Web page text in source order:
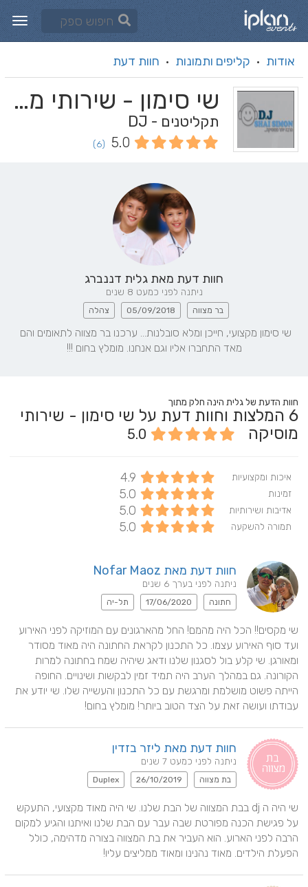
אודות · קליפים ותמונות · חוות דעת
שי סימון - שירותי מוסיקה
תקליטנים - DJ
5.0
(6)
חוות דעת מאת גלית דננברג
ניתנה לפני כמעט 8 שנים
בר מצווה 05/09/2018 צהלה
מאד התחברו אליו וגם אנחנו. מומלץ בחום !!!
חוות הדעת של גלית הינה חלק מתוך
6 המלצות וחוות דעת על שי סימון - שירותי
מוסיקה
5.0
איכות ומקצועיות 4.9
זמינות 5.0
אדיבות ושירותיות 5.0
תמורה להשקעה 5.0
חוות דעת מאת Nofar Maoz
ניתנה לפני בערך 6 שנים
חתונה 17/06/2020 תל-יה
עבודתו ועושה זאת על הצד הטוב ביותר! מומלץ בחום!
חוות דעת מאת ליזר בזדין
ניתנה לפני כמעט 7 שנים
בת מצווה 26/10/2019
Duplex
הפעלת הילדים. מאוד נהנינו ומאוד ממליצים עליו!